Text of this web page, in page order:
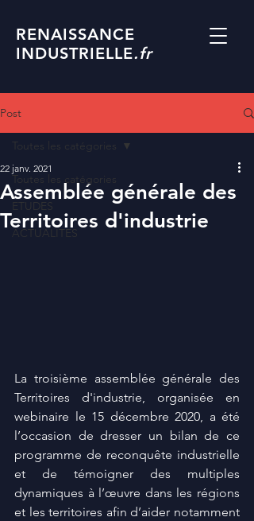
RENAISSANCE
INDUSTRIELLE.fr
Post
Toutes les catégories
ETUDES
ACTUALITES
Toutes les catégories
Assemblée générale des
Territoires d'industrie
22 janv. 2021
La troisième assemblée générale des
Territoires d'industrie, organisée en
webinaire le 15 décembre 2020, a été
l’occasion de dresser un bilan de ce
programme de reconquête industrielle
et de témoigner des multiples
dynamiques à l’œuvre dans les régions
et les territoires afin d’aider notamment